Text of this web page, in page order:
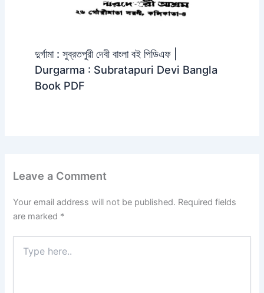
দুর্গামা : সুব্রতপুরী দেবী বাংলা বই পিডিএফ |
Durgarma : Subratapuri Devi Bangla
Book PDF
Leave a Comment
Your email address will not be published. Required fields
are marked *
here..